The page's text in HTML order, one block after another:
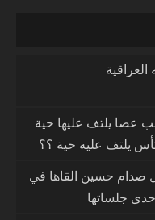
العراقية
عصا يلتف عليها حية
كأس يلتف عليه حية ؟؟
صدام حسين القاها في
جلساتها